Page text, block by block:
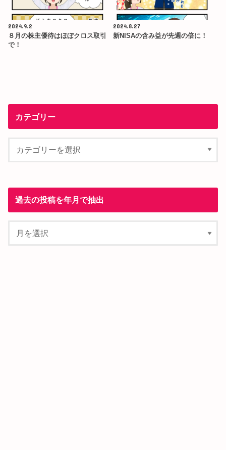
2024.9.2
８月の株主優待はほぼクロス取引
で！
2024.8.27
新NISAの含み益が先週の倍に！
カテゴリー
過去の投稿を年月で抽出